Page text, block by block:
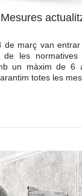
Mesures
de març van
de les
un màxim de 6
totes les